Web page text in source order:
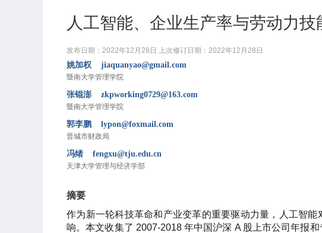
人工智能、企业生产率与劳动力技
发布日期：2022年12月28日 上次修订日期：2022年12月28日
姚加权 jiaquanyao@gmail.com
暨南大学管理学院
张锟澎 zkpworking0729@163.com
暨南大学管理学院
郭李鹏 lypon@foxmail.com
晋城市财政局
冯绪 fengxu@tju.edu.cn
天津大学管理与经济学部
摘要
作为新一轮科技革命和产业变革的重要驱动力量，人工智
响。本文收集了 2007-2018 年中国沪深 A 股上市公司年报